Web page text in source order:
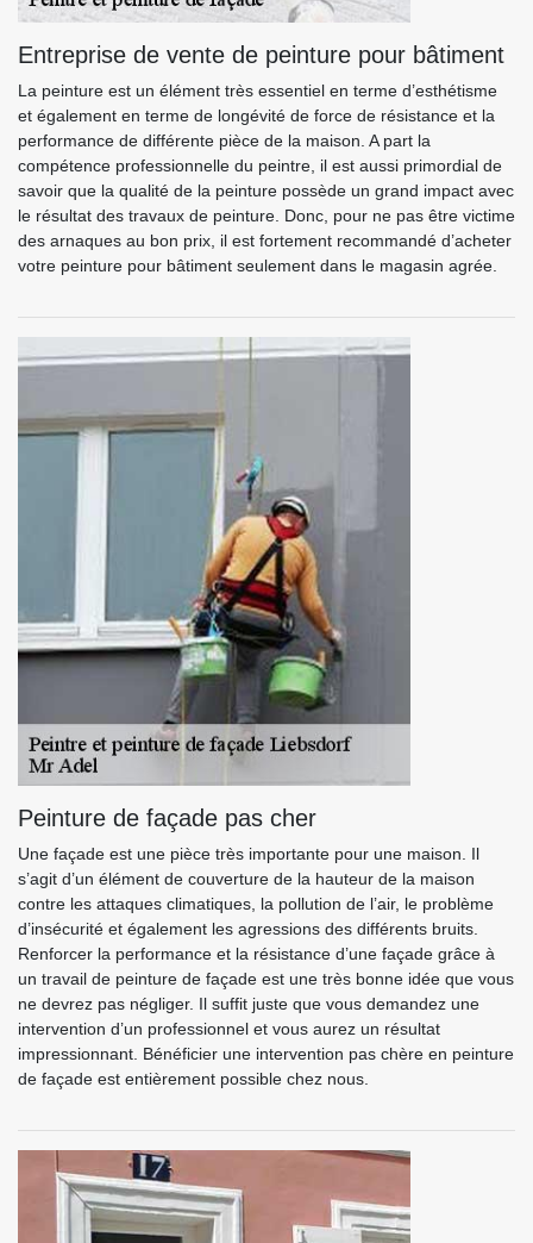
Entreprise de vente de peinture pour bâtiment
La peinture est un élément très essentiel en terme d’esthétisme
et également en terme de longévité de force de résistance et la
performance de différente pièce de la maison. A part la
compétence professionnelle du peintre, il est aussi primordial de
savoir que la qualité de la peinture possède un grand impact avec
le résultat des travaux de peinture. Donc, pour ne pas être victime
des arnaques au bon prix, il est fortement recommandé d’acheter
votre peinture pour bâtiment seulement dans le magasin agrée.
Peinture de façade pas cher
Une façade est une pièce très importante pour une maison. Il
s’agit d’un élément de couverture de la hauteur de la maison
contre les attaques climatiques, la pollution de l’air, le problème
d’insécurité et également les agressions des différents bruits.
Renforcer la performance et la résistance d’une façade grâce à
un travail de peinture de façade est une très bonne idée que vous
ne devrez pas négliger. Il suffit juste que vous demandez une
intervention d’un professionnel et vous aurez un résultat
impressionnant. Bénéficier une intervention pas chère en peinture
de façade est entièrement possible chez nous.